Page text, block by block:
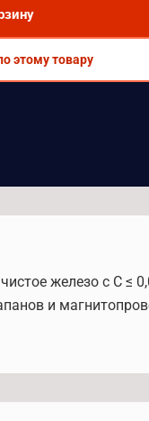
этому товару
железо с C ≤
и